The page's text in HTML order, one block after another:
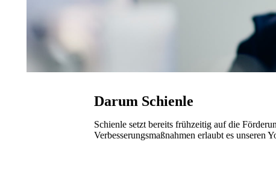
Darum Schienle
Schienle setzt bereits frühzeitig auf die
Verbesserungsmaßnahmen erlaubt es unseren